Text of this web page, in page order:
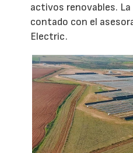
activos renovables.
contado con el
Electric.